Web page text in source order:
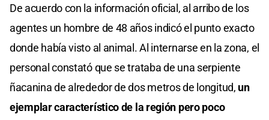
De acuerdo con la información oficial, al arribo de los
agentes un hombre de 48 años indicó el punto exacto
donde había visto al animal. Al internarse en la zona, el
personal constató que se trataba de una serpiente
ñacanina de alrededor de dos metros de longitud, un
ejemplar característico de la región pero poco